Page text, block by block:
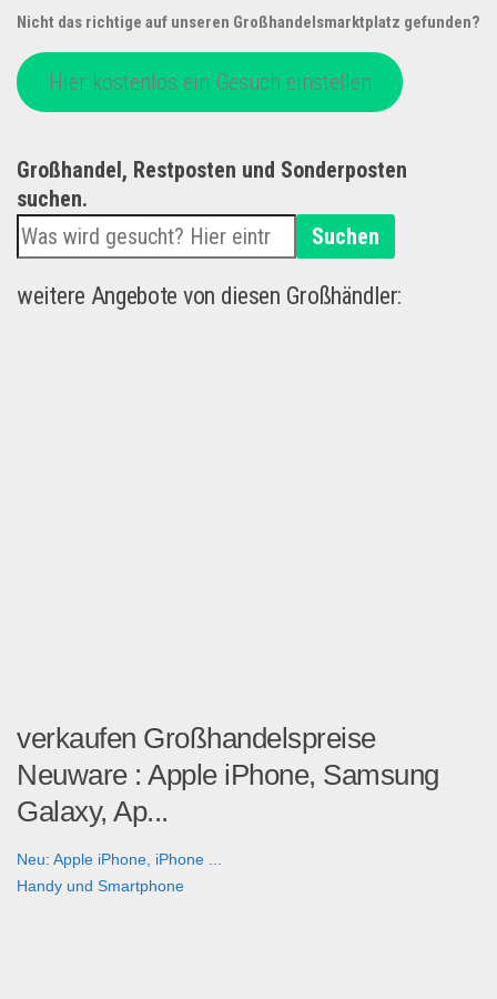
Nicht das richtige auf unseren Großhandelsmarktplatz gefunden?
Hier kostenlos ein Gesuch einstellen
Großhandel, Restposten und Sonderposten
suchen.
Suchen
weitere Angebote von diesen Großhändler:
verkaufen Großhandelspreise
Neuware : Apple iPhone, Samsung
Galaxy, Ap...
Neu: Apple iPhone, iPhone ...
Handy und Smartphone